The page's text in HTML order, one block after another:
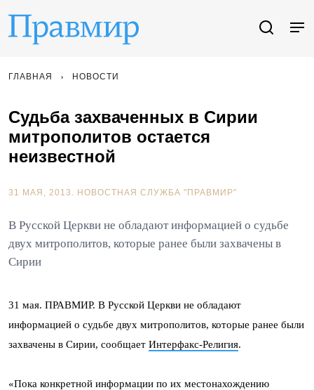
ГЛАВНАЯ НОВОСТИ
Судьба захваченных в Сирии
митрополитов остается
неизвестной
31 МАЯ, 2013. НОВОСТНАЯ СЛУЖБА "ПРАВМИР"
В Русской Церкви не обладают информацией о судьбе
двух митрополитов, которые ранее были захвачены в
Сирии
31 мая. ПРАВМИР. В Русской Церкви не обладают
информацией о судьбе двух митрополитов, которые ранее были
захвачены в Сирии, сообщает Интерфакс-Религия.
«Пока конкретной информации по их местонахождению